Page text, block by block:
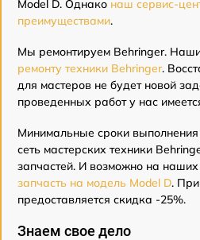
Model D. Однако наш сервис-
преимуществами.
Мы ремонтируем Behringer.
ремонту техники Behringer.
для мастеров не будет новой
проведенных работ у нас
Минимальные сроки
сеть мастерских техники
запчастей. И возможно на
запчасть на модель Model D. При
предоставляется скидка -25%.
Знаем свое дело